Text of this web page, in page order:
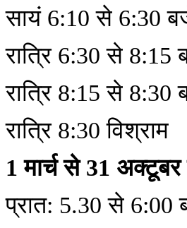
सायं 6:10 से 6:30
रात्रि 6:30 से 8:15
रात्रि 8:15 से 8:30
रात्रि 8:30 विश्राम
1 मार्च से 31 अक्टूबर
प्रात: 5.30 से 6:00